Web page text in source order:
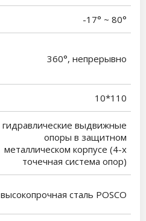
-17° ~ 80°
360°, непрерывно
10*110
гидравлические выдвижные
опоры в защитном
металлическом корпусе (4-х
точечная система опор)
высокопрочная сталь POSCO